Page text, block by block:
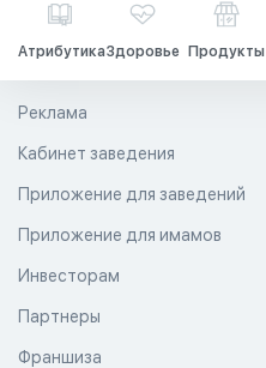
АтрибутикаЗдоровье Продукты
Реклама
Кабинет заведения
Приложение для заведений
Приложение для имамов
Инвесторам
Партнеры
Франшиза